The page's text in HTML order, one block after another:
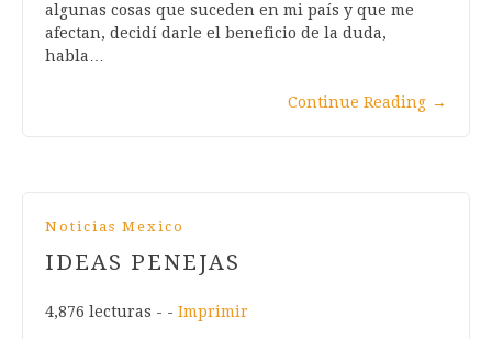
algunas cosas que suceden en mi país y que me
afectan, decidí darle el beneficio de la duda,
habla…
Continue Reading →
Noticias Mexico
IDEAS PENEJAS
4,876 lecturas - - Imprimir